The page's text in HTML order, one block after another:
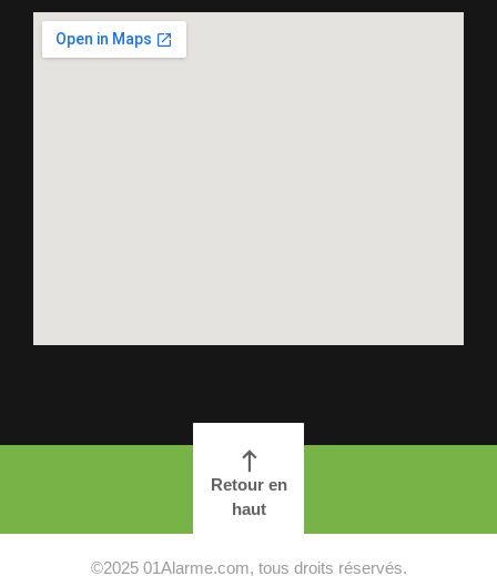
Retour en
haut
©2025 01Alarme.com, tous droits réservés.